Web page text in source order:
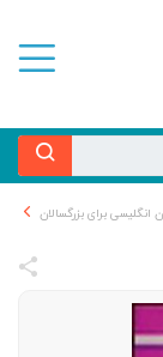
انگلیسی برای بزرگسالان